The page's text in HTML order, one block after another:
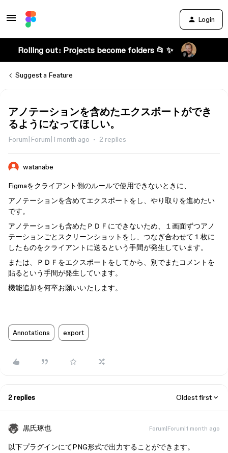
Login
Rolling out: Projects become folders 📂 ✨
Suggest a Feature
アノテーションを含めたエクスポートができ
るようになってほしい。
Forum|Forum|1 month ago 2 replies
watanabe
Figmaをクライアント側のルールで使用できないときに、
アノテーションを含めてエクスポートをし、やり取りを進めたい
です。
アノテーションも含めたＰＤＦにできないため、１画面ずつアノ
テーションごとスクリーンショットをし、つなぎ合わせて１枚に
したものをクライアントに送るという手間が発生しています。
または、ＰＤＦをエクスポートをしてから、別でまたコメントを
貼るという手間が発生しています。
機能追加を何卒お願いいたします。
Annotations export
2 replies Oldest first
黒氏琢也 Forum|Forum|1 month ago
以下プラグインにてPNG形式で出力することができます。